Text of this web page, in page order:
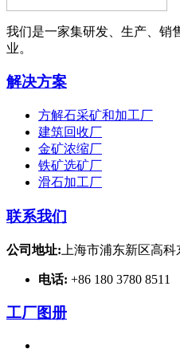
我们是一家集研发、生产、销
业。
解决方案
方解石采矿和加工厂
建筑回收厂
金矿浓缩厂
铁矿选矿厂
滑石加工厂
联系我们
公司地址: 上海市浦东新区高科
电话: +86 180 3780 8511
工厂图册